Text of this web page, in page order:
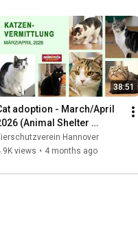
38:51
adoption - March/April
(Animal Shelter
TV) Hannover
views • 4 months ago